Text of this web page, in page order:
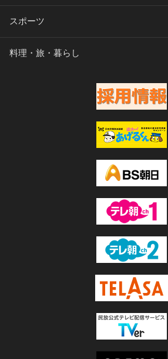
スポーツ
料理・旅・暮らし